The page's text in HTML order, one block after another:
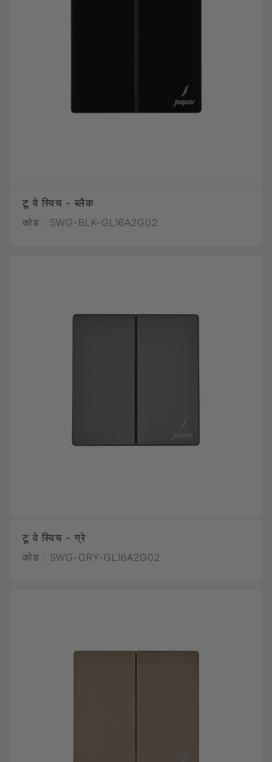
टू वे स्विच - ब्लैक
कोड : SWG-BLK-GL16A2G02
टू वे स्विच - ग्रे
कोड : SWG-GRY-GL16A2G02